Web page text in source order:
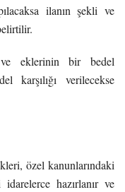
ilanın şekli ve
ve eklerinin bir bedel
karşılığı verilecekse
özel kanunlarındaki
hazırlanır ve